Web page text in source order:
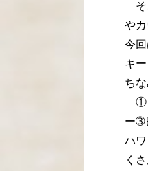
そ
や
今
キ
ち
①
ー➂
ハ
く